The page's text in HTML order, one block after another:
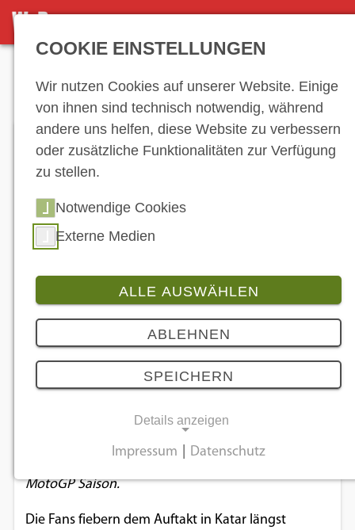
DETAILSEITE
2 Bilder
Der Doktor ordiniert wieder
Am Sonntag, den 10. März 2019 startet die neue
MotoGP Saison.
Die Fans fiebern dem Auftakt in Katar längst
COOKIE EINSTELLUNGEN
Wir nutzen Cookies auf unserer Website. Einige
von ihnen sind technisch notwendig, während
andere uns helfen, diese Website zu verbessern
oder zusätzliche Funktionalitäten zur Verfügung
zu stellen.
Notwendige Cookies
Externe Medien
ALLE AUSWÄHLEN
ABLEHNEN
SPEICHERN
Details anzeigen
grundlegende Funktionen und sind für die
Impressum Datenschutz